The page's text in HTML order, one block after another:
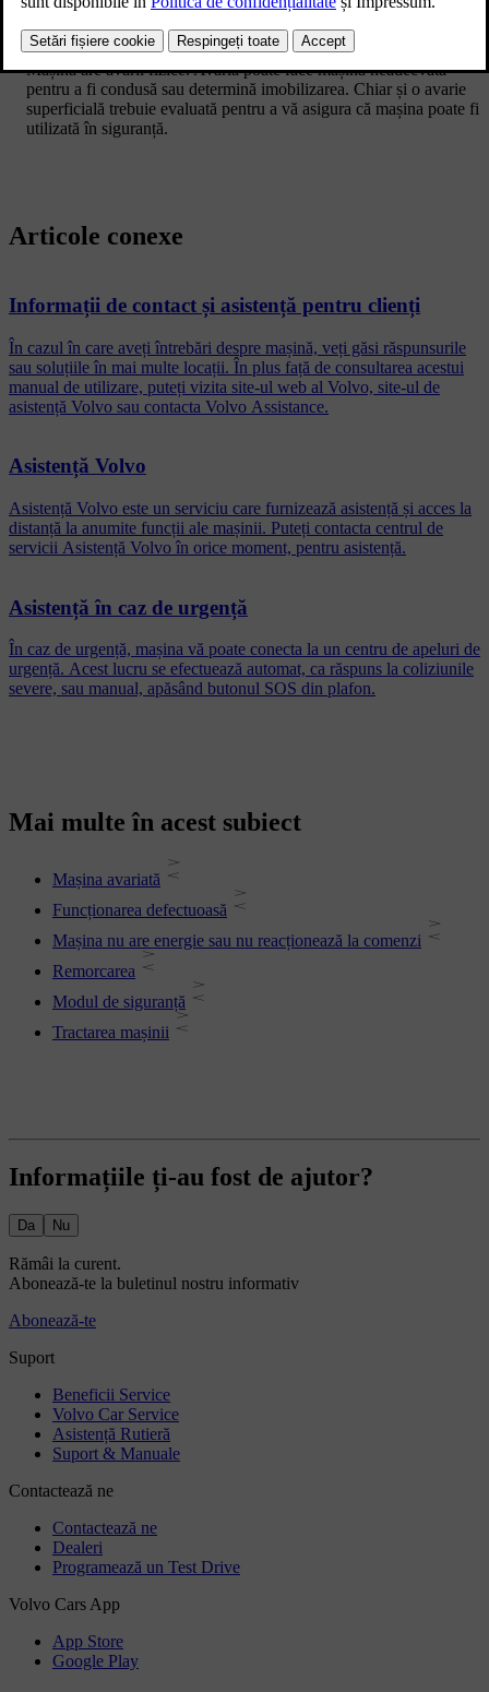
Mașina se defectează și mașina nu poate fi utilizată conform
instrucțiunilor.
Baterie este descărcată și mașina nu răspunde.
Mașina are avarii fizice. Avaria poate face mașina neadecvată
pentru a fi condusă sau determină imobilizarea. Chiar și o avarie
superficială trebuie evaluată pentru a vă asigura că mașina poate fi
utilizată în siguranță.
Articole conexe
Informații de contact și asistență pentru clienți
În cazul în care aveți întrebări despre mașină, veți găsi răspunsurile
sau soluțiile în mai multe locații. În plus față de consultarea acestui
manual de utilizare, puteți vizita site-ul web al Volvo, site-ul de
asistență Volvo sau contacta Volvo Assistance.
Asistență Volvo
Asistență Volvo este un serviciu care furnizează asistență și acces la
distanță la anumite funcții ale mașinii. Puteți contacta centrul de
servicii Asistență Volvo în orice moment, pentru asistență.
Asistență în caz de urgență
În caz de urgență, mașina vă poate conecta la un centru de apeluri de
urgență. Acest lucru se efectuează automat, ca răspuns la coliziunile
severe, sau manual, apăsând butonul SOS din plafon.
Mai multe în acest subiect
Mașina avariată
Funcționarea defectuoasă
Mașina nu are energie sau nu reacționează la comenzi
Remorcarea
Modul de siguranță
Tractarea mașinii
Informațiile ți-au fost de ajutor?
Da Nu